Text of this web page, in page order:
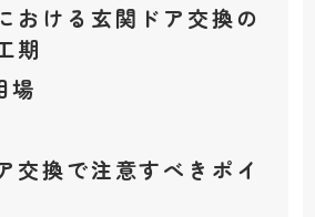
おける玄関ドア交換の
期
場
交換で注意すべきポイ